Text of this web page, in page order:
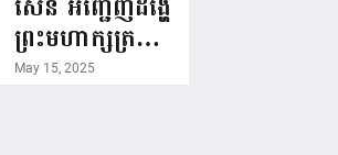
ព្រះមហាក្សត្រ
យាងទតការតាំង
May 15, 2025